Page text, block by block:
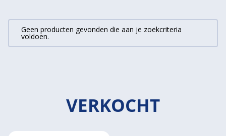
Geen producten gevonden die aan je zoekcriteria
voldoen.
VERKOCHT